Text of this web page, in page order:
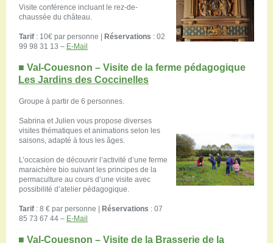
Visite conférence incluant le rez-de-
chaussée du château.
Tarif : 10€ par personne | Réservations : 02
99 98 31 13 – E-Mail
■ Val-Couesnon – Visite de la ferme pédagogique
Les Jardins des Coccinelles
Groupe à partir de 6 personnes.
Sabrina et Julien vous propose diverses
visites thématiques et animations selon les
saisons, adapté à tous les âges.
L’occasion de découvrir l’activité d’une ferme
maraichère bio suivant les principes de la
permaculture au cours d’une visite avec
possibilité d’atelier pédagogique.
Tarif : 8 € par personne | Réservations : 07
85 73 67 44 – E-Mail
■ Val-Couesnon – Visite de la Brasserie de la